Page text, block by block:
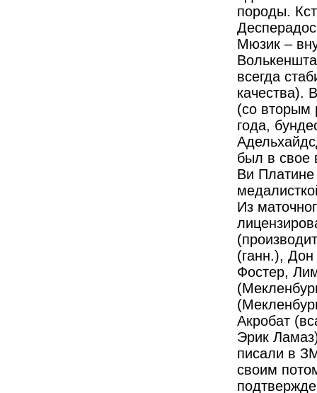
породы.
Мюзик –
всегда
качества).
(со вторым
года,
был в свое
Ви Платине
Из
(ганн.),
Фостер,
Акробат
Эрик
писали в
своим